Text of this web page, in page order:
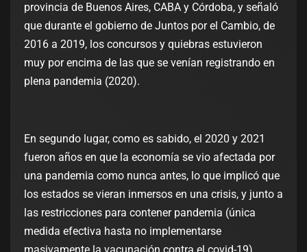
provincia de Buenos Aires, CABA y Córdoba, y señaló
que durante el gobierno de Juntos por el Cambio, de
2016 a 2019, los concursos y quiebras estuvieron
muy por encima de las que se venían registrando en
plena pandemia (2020).
En segundo lugar, como es sabido, el 2020 y 2021
fueron años en que la economía se vio afectada por
una pandemia como nunca antes, lo que implicó que
los estados se vieran inmersos en una crisis, y junto a
las restricciones para contener pandemia (única
medida efectiva hasta no implementarse